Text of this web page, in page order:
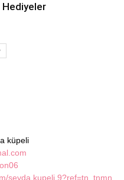
Hediyeler
küpeli
seyda.kupeli.9?ref=tn_tnmn